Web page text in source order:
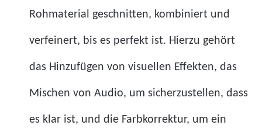
Rohmaterial geschnitten, kombiniert und
verfeinert, bis es perfekt ist. Hierzu gehört
das Hinzufügen von visuellen Effekten, das
Mischen von Audio, um sicherzustellen, dass
es klar ist, und die Farbkorrektur, um ein